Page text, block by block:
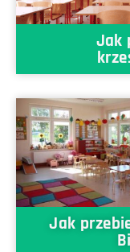
Jak
Jak